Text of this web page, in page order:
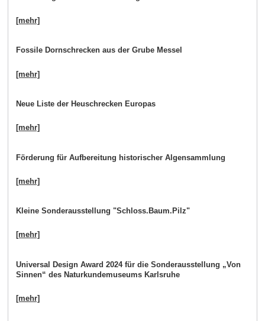
[mehr]
Fossile Dornschrecken aus der Grube Messel
[mehr]
Neue Liste der Heuschrecken Europas
[mehr]
Förderung für Aufbereitung historischer Algensammlung
[mehr]
Kleine Sonderausstellung "Schloss.Baum.Pilz"
[mehr]
Universal Design Award 2024 für die Sonderausstellung „Von
Sinnen“ des Naturkundemuseums Karlsruhe
[mehr]